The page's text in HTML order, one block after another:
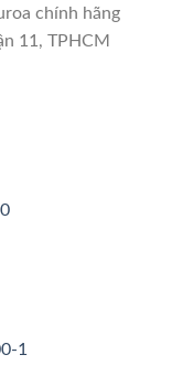
chính hãng
11, TPHCM
1